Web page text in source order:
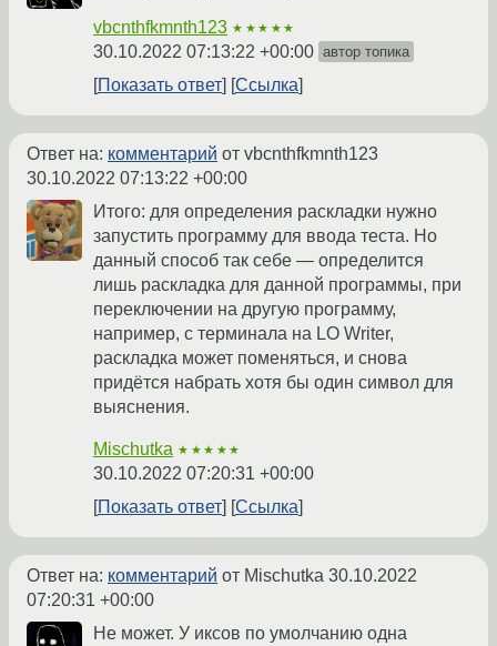
vbcnthfkmnth123 ★★★★★
30.10.2022 07:13:22 +00:00 автор топика
Показать ответ Ссылка
Ответ на: комментарий от vbcnthfkmnth123
30.10.2022 07:13:22 +00:00
Итого: для определения раскладки нужно
запустить программу для ввода теста. Но
данный способ так себе — определится
лишь раскладка для данной программы, при
переключении на другую программу,
например, с терминала на LO Writer,
раскладка может поменяться, и снова
придётся набрать хотя бы один символ для
выяснения.
Mischutka ★★★★★
30.10.2022 07:20:31 +00:00
Показать ответ
Ссылка
Ответ на: комментарий от Mischutka 30.10.2022
07:20:31 +00:00
Не может. У иксов по умолчанию одна